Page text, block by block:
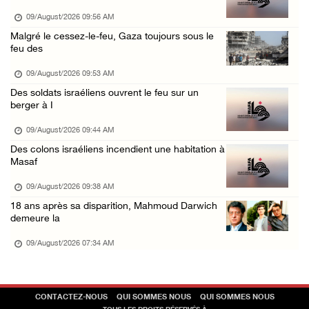
L’occupation continue de ravager des terres ...
08/August/2026 12:16 PM
73384 martyrs et 174242 blessés depuis le dé ...
08/August/2026 11:22 AM
Des colons terroristes attaquent une maison ...
09/August/2026 09:56 AM
Malgré le cessez-le-feu, Gaza toujours sous le
feu des
09/August/2026 09:53 AM
Des soldats israéliens ouvrent le feu sur un
berger à I
09/August/2026 09:44 AM
Des colons israéliens incendient une habitation à
Masaf
09/August/2026 09:38 AM
18 ans après sa disparition, Mahmoud Darwich
demeure la
09/August/2026 07:34 AM
CONTACTEZ-NOUS QUI SOMMES NOUS QUI SOMMES NOUS